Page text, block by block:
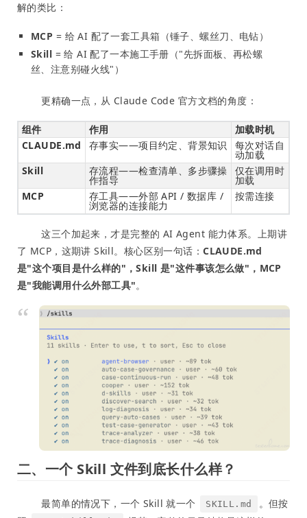
解的类比：
MCP = 给 AI 配了一套工具箱（锤子、螺丝刀、电钻）
Skill = 给 AI 配了一本施工手册（"先拆面板、再松螺
丝、注意别碰火线"）
更精确一点，从 Claude Code 官方文档的角度：
组件 作用
加载时机
CLAUDE.md
存事实——项目约定、背景知识 每次对话自
动加载
Skill
存流程——检查清单、多步骤操
作指导
仅在调用时
加载
MCP
存工具——外部 API / 数据库 /
浏览器的连接能力
按需连接
这三个加起来，才是完整的 AI Agent 能力体系。上期讲
了 MCP，这期讲 Skill。核心区别一句话：CLAUDE.md
是"这个项目是什么样的"，Skill 是"这件事该怎么做"，MCP
是"我能调用什么外部工具"。
二、一个 Skill 文件到底长什么样？
最简单的情况下，一个 Skill 就一个 SKILL.md
。但按